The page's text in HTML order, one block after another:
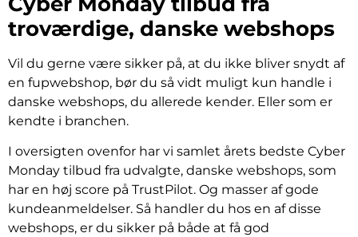
troværdige, danske webshops
Vil du gerne være sikker på, at du ikke bliver snydt af
en fupwebshop, bør du så vidt muligt kun handle i
danske webshops, du allerede kender. Eller som er
kendte i branchen.
I oversigten ovenfor har vi samlet årets bedste Cyber
Monday tilbud fra udvalgte, danske webshops, som
har en høj score på TrustPilot. Og masser af gode
kundeanmeldelser. Så handler du hos en af disse
webshops, er du sikker på både at få god